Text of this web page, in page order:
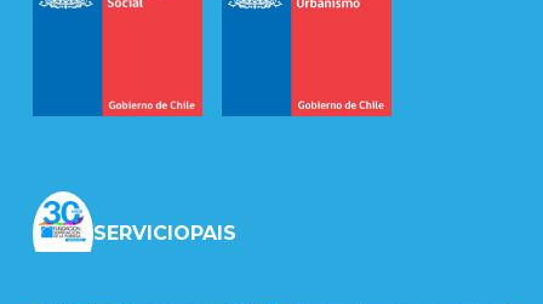
SERVICIOPAIS